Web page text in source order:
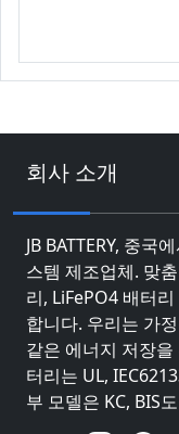
회사 소개
JB BATTERY, 중국
스템 제조업체. 맞
리, LiFePO4 배터
합니다. 우리는 가
같은 에너지 저장
터리는 UL,
부 모델은 KC, BIS